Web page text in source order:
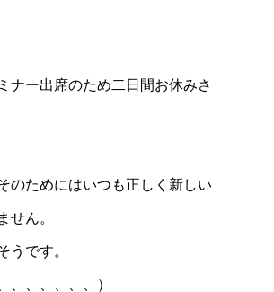
ナー出席のため二日間お休みさ
のためにはいつも正しく新しい
せん。
うです。
、、、、、、）